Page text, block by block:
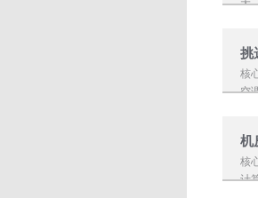
大
挑
核
空
机
核
计